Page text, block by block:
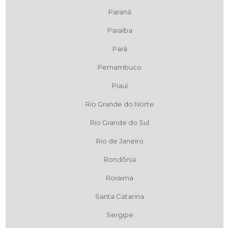
Paraná
Paraíba
Pará
Pernambuco
Piauí
Rio Grande do Norte
Rio Grande do Sul
Rio de Janeiro
Rondônia
Roraima
Santa Catarina
Sergipe